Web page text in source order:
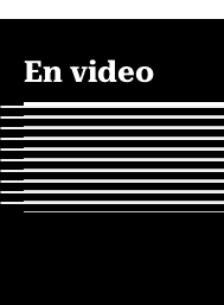
En video